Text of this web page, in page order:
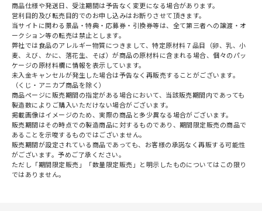
商品仕様や発送日、受注期間は予告なく変更になる場合があります。
営利目的及び転売目的でのお申し込みはお断りさせて頂きます。
当サイトに関わる景品・特典・応募券・引換券等は、全て第三者への譲渡・オ
ークション等の転売は禁止とします。
弊社では食品のアレルギー物質につきまして、特定原材料７品目（卵、乳、小
麦、えび、かに、落花生、そば）が商品の原材料に含まれる場合、個々のパッ
ケージの原材料欄に情報を表示しています。
未入金キャンセルが発生した場合は予告なく再販売することがございます。
（くじ・アニカプ商品を除く）
商品ページに販売期間の指定がある場合において、当該販売期間内であっても
製造数によりご購入いただけない場合がございます。
掲載画像はイメージのため、実際の商品と多少異なる場合がございます。
販売期間はその時点での製造商品に対するものであり、期間限定販売の商品で
あることを示唆するものではございません。
販売期間が設定されている商品であっても、お客様の承諾なく再販する可能性
がございます。予めご了承ください。
ただし「期間限定販売」「数量限定販売」と明示したものについてはこの限り
ではありません。